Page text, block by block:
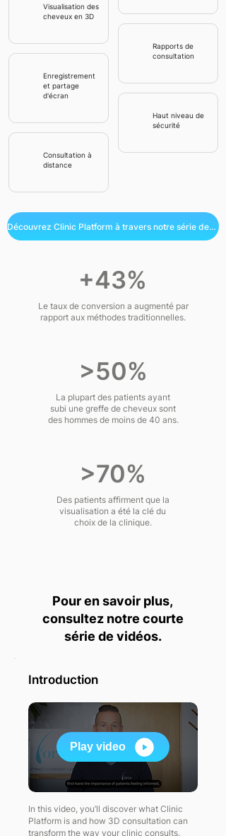
Visualisation des
cheveux en 3D
Enregistrement
et partage
d'écran
Consultation à
distance
Rapports de
consultation
Haut niveau de
sécurité
Découvrez Clinic Platform à travers notre série de vidéos
+43%
Le taux de conversion a augmenté par
rapport aux méthodes traditionnelles.
>50%
La plupart des patients ayant
subi une greffe de cheveux sont
des hommes de moins de 40 ans.
>70%
Des patients affirment que la
visualisation a été la clé du
choix de la clinique.
Pour en savoir plus,
consultez notre courte
série de vidéos.
Introduction
Play video
In this video, you’ll discover what Clinic
Platform is and how 3D consultation can
transform the way your clinic consults.